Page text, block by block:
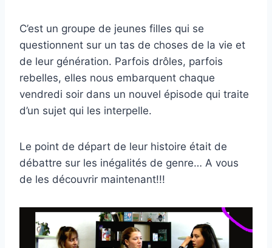
C’est un groupe de jeunes filles qui se
questionnent sur un tas de choses de la vie et
de leur génération. Parfois drôles, parfois
rebelles, elles nous embarquent chaque
vendredi soir dans un nouvel épisode qui traite
d’un sujet qui les interpelle.
Le point de départ de leur histoire était de
débattre sur les inégalités de genre… A vous
de les découvrir maintenant!!!